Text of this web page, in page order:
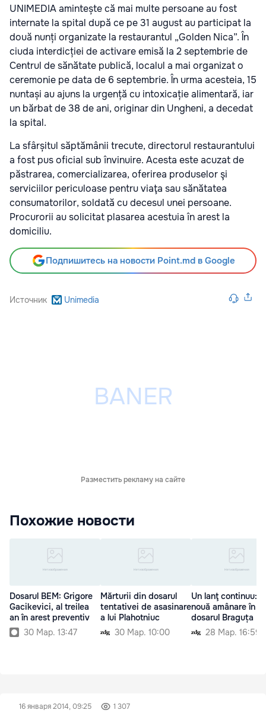
UNIMEDIA amintește că mai multe persoane au fost
internate la spital după ce pe 31 august au participat la
două nunți organizate la restaurantul „Golden Nica”. În
ciuda interdicției de activare emisă la 2 septembrie de
Centrul de sănătate publică, localul a mai organizat o
ceremonie pe data de 6 septembrie. În urma acesteia, 15
nuntași au ajuns la urgență cu intoxicație alimentară, iar
un bărbat de 38 de ani, originar din Ungheni, a decedat
la spital.
La sfârșitul săptămânii trecute, directorul restaurantului
a fost pus oficial sub învinuire. Acesta este acuzat de
păstrarea, comercializarea, oferirea produselor şi
serviciilor periculoase pentru viaţa sau sănătatea
consumatorilor, soldată cu decesul unei persoane.
Procurorii au solicitat plasarea acestuia în arest la
domiciliu.
Подпишитесь на новости Point.md в Google
Источник Unimedia
Разместить рекламу на сайте
Похожие новости
Dosarul BEM: Grigore
Gacikevici, al treilea
an în arest preventiv
30 Мар. 13:47
Mărturii din dosarul
tentativei de asasinare
a lui Plahotniuc
30 Мар. 10:00
Un lanţ continuu: O
nouă amânare în
dosarul Braguța
28 Мар. 16:59
16 января 2014, 09:25 1 307